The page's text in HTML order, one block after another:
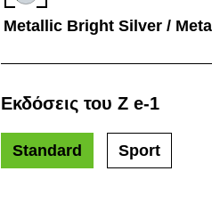
Metallic Bright Silver /
Εκδόσεις του Z e-1
Standard Sport